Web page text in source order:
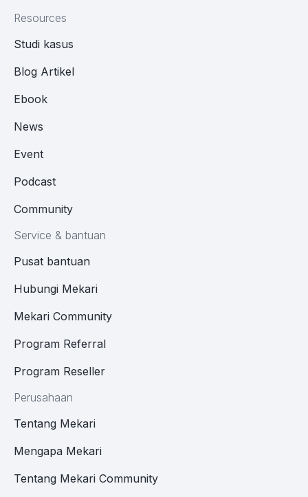
Resources
Studi kasus
Blog Artikel
Ebook
News
Event
Podcast
Community
Service & bantuan
Pusat bantuan
Hubungi Mekari
Mekari Community
Program Referral
Program Reseller
Perusahaan
Tentang Mekari
Mengapa Mekari
Tentang Mekari Community